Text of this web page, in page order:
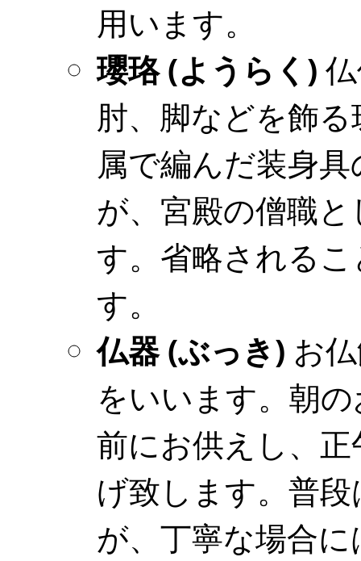
用います。
瓔珞 (ようらく)
肘、脚などを飾
属で編んだ装身
が、宮殿の僧職
す。省略される
す。
仏器 (ぶっき) お
をいいます。朝
前にお供えし、
げ致します。普
が、丁寧な場合